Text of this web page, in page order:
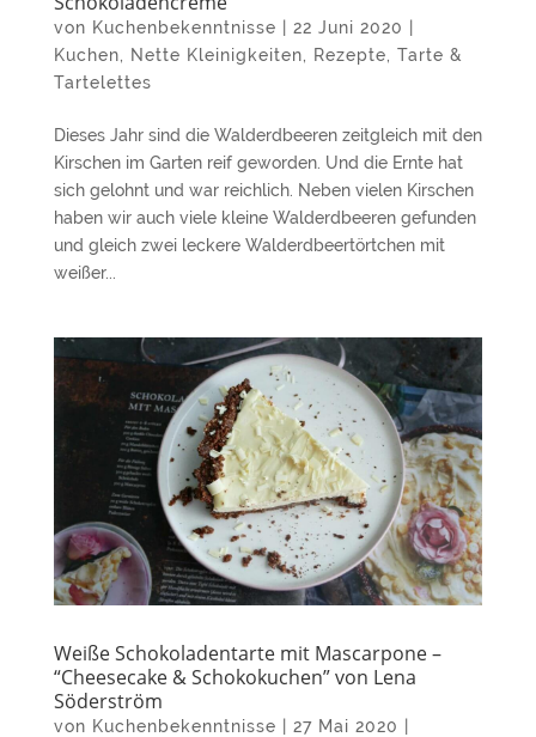
von Kuchenbekenntnisse 22 Juni 2020
Kuchen
Nette Kleinigkeiten Rezepte
Tarte &
Tartelettes
Dieses Jahr sind die Walderdbeeren zeitgleich mit den
Kirschen im Garten reif geworden. Und die Ernte hat
sich gelohnt und war reichlich. Neben vielen Kirschen
haben wir auch viele kleine Walderdbeeren gefunden
und gleich zwei leckere Walderdbeertörtchen mit
weißer...
Weiße Schokoladentarte mit Mascarpone –
“Cheesecake & Schokokuchen” von Lena
Söderström
von Kuchenbekenntnisse 27 Mai 2020